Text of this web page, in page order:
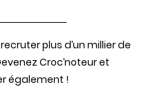
plus d’un millier de
Croc’noteur et
également !